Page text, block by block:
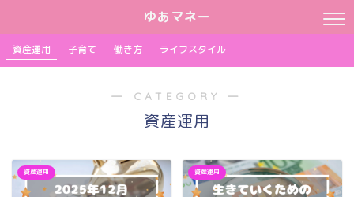
ゆあマネー
資産運用 子育て 働き方 ライフスタイル
― CATEGORY ―
資産運用
資産運用 資産運用